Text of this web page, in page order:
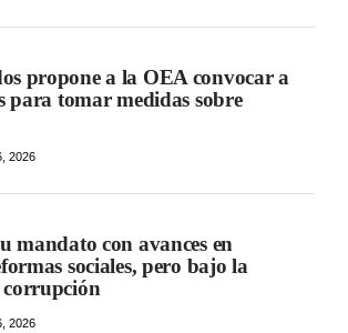
propone a la OEA convocar a
para tomar medidas sobre
2026
mandato con avances en
sociales, pero bajo la
corrupción
2026